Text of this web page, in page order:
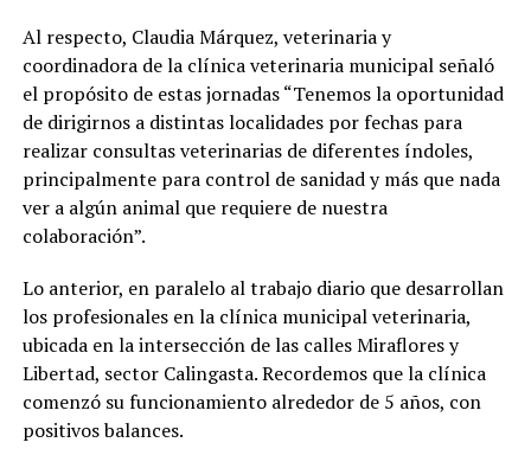
Al respecto, Claudia Márquez, veterinaria y
coordinadora de la clínica veterinaria municipal señaló
el propósito de estas jornadas “Tenemos la oportunidad
de dirigirnos a distintas localidades por fechas para
realizar consultas veterinarias de diferentes índoles,
principalmente para control de sanidad y más que nada
ver a algún animal que requiere de nuestra
colaboración”.
Lo anterior, en paralelo al trabajo diario que desarrollan
los profesionales en la clínica municipal veterinaria,
ubicada en la intersección de las calles Miraflores y
Libertad, sector Calingasta. Recordemos que la clínica
comenzó su funcionamiento alrededor de 5 años, con
positivos balances.